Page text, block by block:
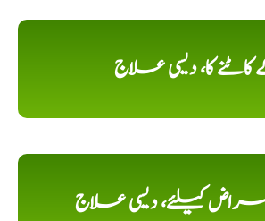
کاٹنے کا، دیسی علاج
کیلئے، دیسی علاج